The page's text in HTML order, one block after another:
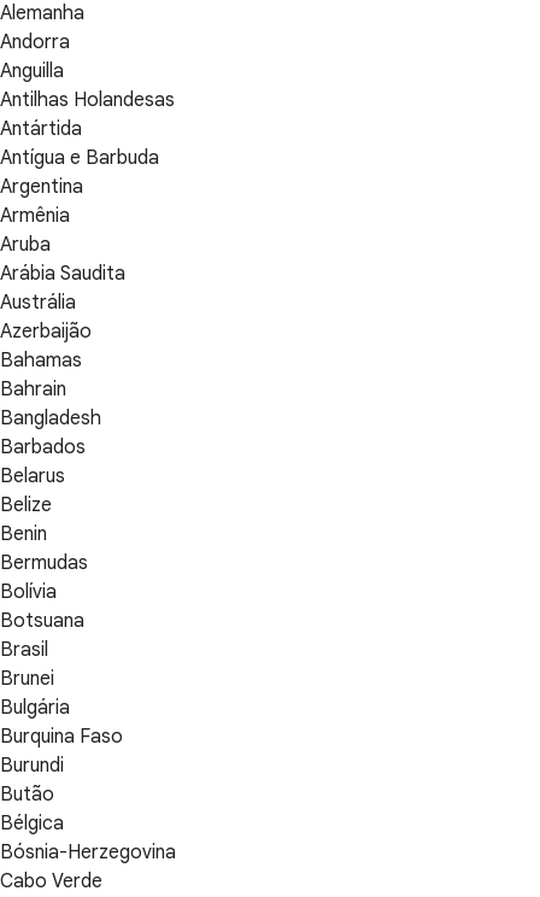
Alemanha
Andorra
Anguilla
Antilhas Holandesas
Antártida
Antígua e Barbuda
Argentina
Armênia
Aruba
Arábia Saudita
Austrália
Azerbaijão
Bahamas
Bahrain
Bangladesh
Barbados
Belarus
Belize
Benin
Bermudas
Bolívia
Botsuana
Brasil
Brunei
Bulgária
Burquina Faso
Burundi
Butão
Bélgica
Bósnia-Herzegovina
Cabo Verde